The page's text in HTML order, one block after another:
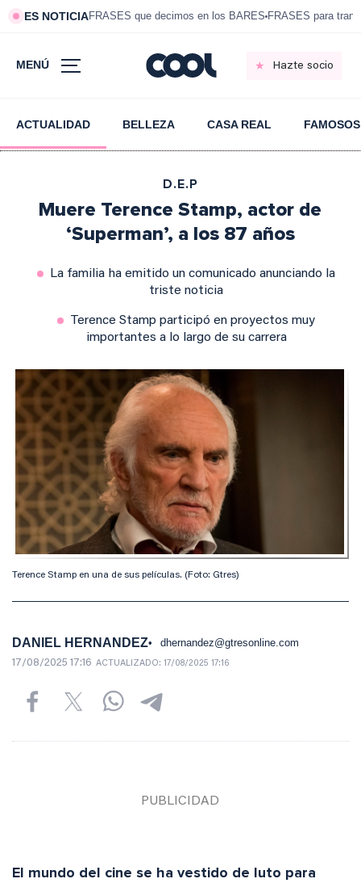
ES NOTICIAFRASES que decimos en los BARES FRASES para
MENÚ Hazte socio
ACTUALIDAD BELLEZA CASA REAL FAMOSOS
D.E.P
Muere Terence Stamp, actor de
‘Superman’, a los 87 años
La familia ha emitido un comunicado anunciando la
triste noticia
Terence Stamp participó en proyectos muy
importantes a lo largo de su carrera
Terence Stamp en una de sus películas. (Foto: Gtres)
DANIEL HERNANDEZ dhernandez@gtresonline.com
17/08/2025 17:16 ACTUALIZADO: 17/08/2025 17:16
El mundo del cine se ha vestido de luto para